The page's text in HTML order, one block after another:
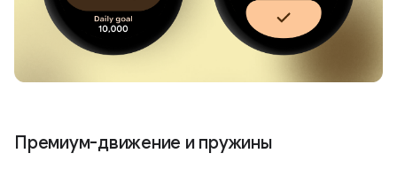
Премиум-движение и пружины